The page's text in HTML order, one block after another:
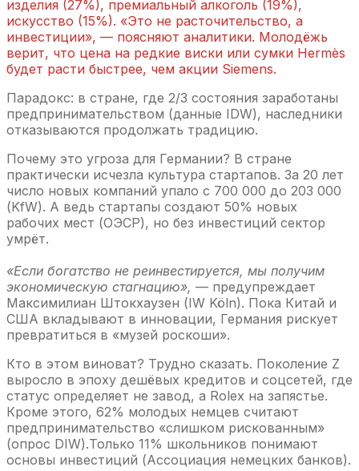
изделия (27%), премиальный алкоголь (19%),
искусство (15%). «Это не расточительство, а
инвестиции», — поясняют аналитики. Молодёжь
верит, что цена на редкие виски или сумки Hermès
будет расти быстрее, чем акции Siemens.
Парадокс: в стране, где 2/3 состояния заработаны
предпринимательством (данные IDW), наследники
отказываются продолжать традицию.
Почему это угроза для Германии? В стране
практически исчезла культура стартапов. За 20 лет
число новых компаний упало с 700 000 до 203 000
(KfW). А ведь стартапы создают 50% новых
рабочих мест (ОЭСР), но без инвестиций сектор
умрёт.
«Если богатство не реинвестируется, мы получим
экономическую стагнацию», — предупреждает
Максимилиан Штокхаузен (IW Köln). Пока Китай и
США вкладывают в инновации, Германия рискует
превратиться в «музей роскоши».
Кто в этом виноват? Трудно сказать. Поколение Z
выросло в эпоху дешёвых кредитов и соцсетей, где
статус определяет не завод, а Rolex на запястье.
Кроме этого, 62% молодых немцев считают
предпринимательство «слишком рискованным»
(опрос DIW).Только 11% школьников понимают
основы инвестиций (Ассоциация немецких банков).